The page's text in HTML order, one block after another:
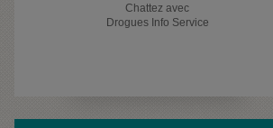
Chattez avec
Drogues Info Service